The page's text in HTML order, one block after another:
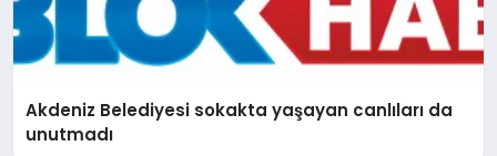
Akdeniz Belediyesi sokakta yaşayan canlıları da
unutmadı